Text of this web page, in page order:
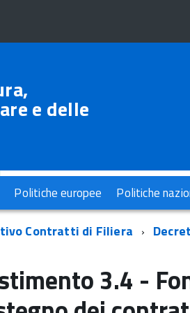
e delle
Politiche europee Politiche
Contratti di Filiera
3.4 -